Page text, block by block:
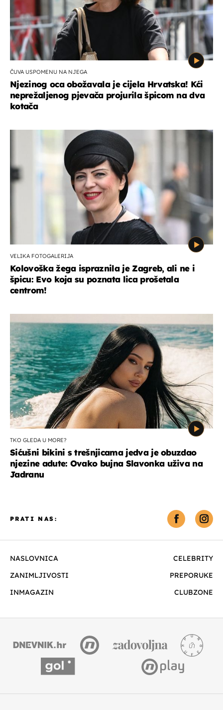
ČUVA USPOMENU NA NJEGA
Njezinog oca obožavala je cijela Hrvatska! Kći
neprežaljenog pjevača projurila špicom na dva
kotača
VELIKA FOTOGALERIJA
Kolovoška žega ispraznila je Zagreb, ali ne i
špicu: Evo koja su poznata lica prošetala
centrom!
TKO GLEDA U MORE?
Sićušni bikini s trešnjicama jedva je obuzdao
njezine adute: Ovako bujna Slavonka uživa na
Jadranu
NASLOVNICA
CELEBRITY
ZANIMLJIVOSTI
PREPORUKE
INMAGAZIN
CLUBZONE
PRATI NAS: